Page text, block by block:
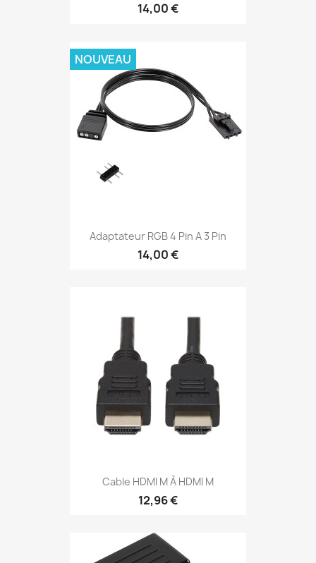
14,00 €
Adaptateur RGB 4 Pin A 3 Pin
14,00 €
NOUVEAU
Cable HDMI M À HDMI M
12,96 €